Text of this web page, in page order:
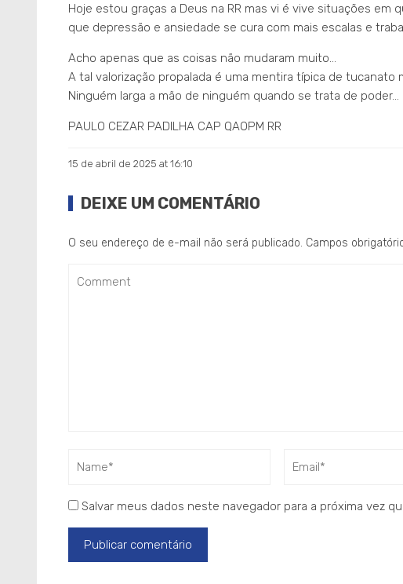
Hoje estou graças a Deus na RR mas vi é vive situações em
que depressão e ansiedade se cura com mais escalas e
Acho apenas que as coisas não mudaram muito…
A tal valorização propalada é uma mentira típica de
Ninguém larga a mão de ninguém quando se trata de poder…
PAULO CEZAR PADILHA CAP QAOPM RR
15 de abril de 2025 at 16:10
DEIXE UM COMENTÁRIO
O seu endereço de e-mail não será publicado. Campos
Salvar meus dados neste navegador para a próxima vez